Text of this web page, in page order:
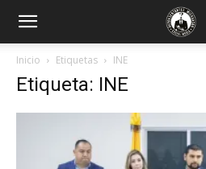
Inicio Etiquetas INE
Etiqueta: INE